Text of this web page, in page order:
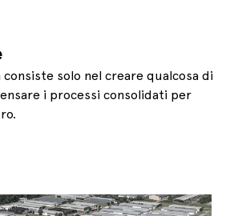
consiste solo nel creare qualcosa di
i processi consolidati per